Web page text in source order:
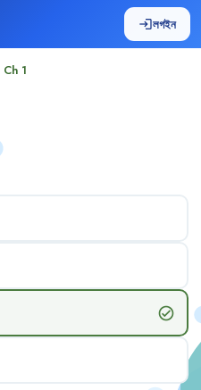
loginলগইন
Ch 1
check_circle